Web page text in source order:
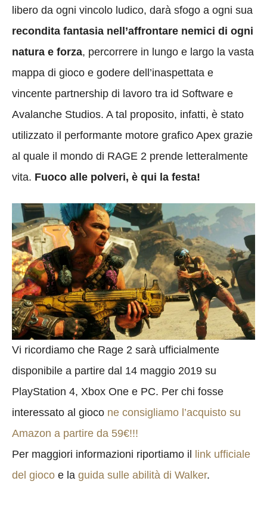
libero da ogni vincolo ludico, darà sfogo a ogni sua
recondita fantasia nell’affrontare nemici di ogni
natura e forza, percorrere in lungo e largo la vasta
mappa di gioco e godere dell’inaspettata e
vincente partnership di lavoro tra id Software e
Avalanche Studios. A tal proposito, infatti, è stato
utilizzato il performante motore grafico Apex grazie
al quale il mondo di RAGE 2 prende letteralmente
vita. Fuoco alle polveri, è qui la festa!
Vi ricordiamo che Rage 2 sarà ufficialmente
disponibile a partire dal 14 maggio 2019 su
PlayStation 4, Xbox One e PC. Per chi fosse
interessato al gioco ne consigliamo l’acquisto su
Amazon a partire da 59€!!!
Per maggiori informazioni riportiamo il link ufficiale
del gioco e la guida sulle abilità di Walker.